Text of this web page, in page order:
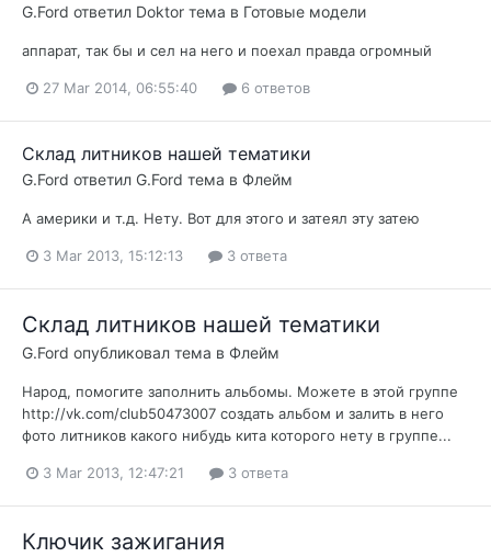
G.Ford ответил Doktor тема в Готовые модели
аппарат, так бы и сел на него и поехал правда огромный
27 Mar 2014, 06:55:40 6 ответов
Склад литников нашей тематики
G.Ford ответил G.Ford тема в Флейм
А америки и т.д. Нету. Вот для этого и затеял эту затею
3 Mar 2013, 15:12:13 3 ответа
Склад литников нашей тематики
G.Ford опубликовал тема в Флейм
Народ, помогите заполнить альбомы. Можете в этой группе
http://vk.com/club50473007 создать альбом и залить в него
фото литников какого нибудь кита которого нету в группе...
3 Mar 2013, 12:47:21 3 ответа
Ключик зажигания